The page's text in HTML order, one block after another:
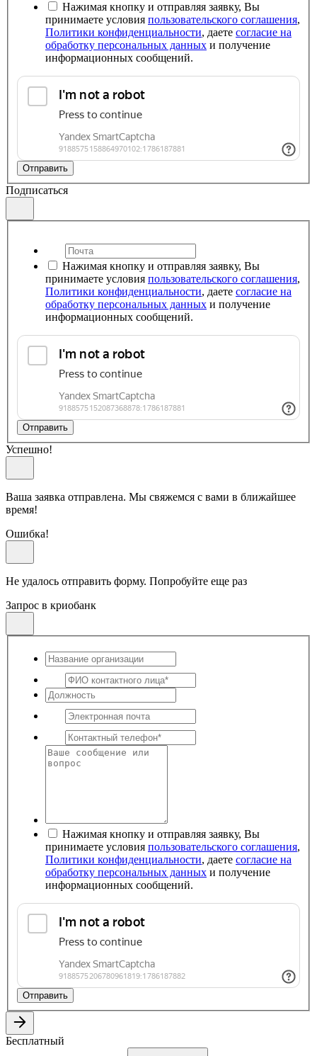
Нажимая кнопку и отправляя заявку, Вы
принимаете условия пользовательского соглашения,
Политики конфиденциальности, даете согласие на
обработку персональных данных и получение
информационных сообщений.
Отправить
Подписаться
Нажимая кнопку и отправляя заявку, Вы
принимаете условия пользовательского соглашения,
Политики конфиденциальности, даете согласие на
обработку персональных данных и получение
информационных сообщений.
Отправить
Успешно!
Ваша заявка отправлена. Мы свяжемся с вами в ближайшее
время!
Ошибка!
Не удалось отправить форму. Попробуйте еще раз
Запрос в криобанк
Нажимая кнопку и отправляя заявку, Вы
принимаете условия пользовательского соглашения,
Политики конфиденциальности, даете согласие на
обработку персональных данных и получение
информационных сообщений.
Отправить
Бесплатный